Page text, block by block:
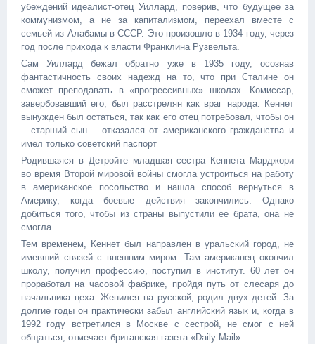
убеждений идеалист-отец Уиллард, поверив, что будущее за
коммунизмом, а не за капитализмом, переехал вместе с
семьей из Алабамы в СССР. Это произошло в 1934 году, через
год после прихода к власти Франклина Рузвельта.
Сам Уиллард бежал обратно уже в 1935 году, осознав
фантастичность своих надежд на то, что при Сталине он
сможет преподавать в «прогрессивных» школах. Комиссар,
завербовавший его, был расстрелян как враг народа. Кеннет
вынужден был остаться, так как его отец потребовал, чтобы он
– старший сын – отказался от американского гражданства и
имел только советский паспорт
Родившаяся в Детройте младшая сестра Кеннета Марджори
во время Второй мировой войны смогла устроиться на работу
в американское посольство и нашла способ вернуться в
Америку, когда боевые действия закончились. Однако
добиться того, чтобы из страны выпустили ее брата, она не
смогла.
Тем временем, Кеннет был направлен в уральский город, не
имевший связей с внешним миром. Там американец окончил
школу, получил профессию, поступил в институт. 60 лет он
проработал на часовой фабрике, пройдя путь от слесаря до
начальника цеха. Женился на русской, родил двух детей. За
долгие годы он практически забыл английский язык и, когда в
1992 году встретился в Москве с сестрой, не смог с ней
общаться, отмечает британская газета «Daily Mail».